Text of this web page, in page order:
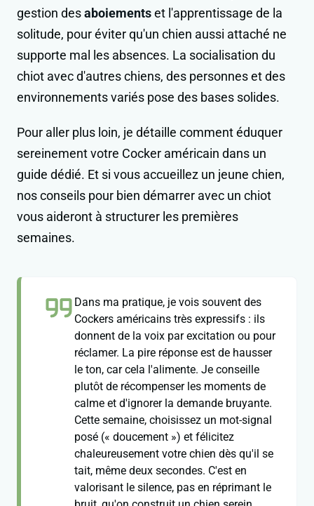
gestion desaboiementset l'apprentissage de la
solitude, pour éviter qu'un chien aussi attaché ne
supporte mal les absences. La socialisation du
chiot avec d'autres chiens, des personnes et des
environnements variés pose des bases solides.
Pour aller plus loin, je détaille comment éduquer
sereinement votre Cocker américain dans un
guide dédié. Et si vous accueillez un jeune chien,
nos conseils pour bien démarrer avec un chiot
vous aideront à structurer les premières
semaines.
Dans ma pratique, je vois souvent des
Cockers américains très expressifs : ils
donnent de la voix par excitation ou pour
réclamer. La pire réponse est de hausser
le ton, car cela l'alimente. Je conseille
plutôt de récompenser les moments de
calme et d'ignorer la demande bruyante.
Cette semaine, choisissez un mot-signal
posé (« doucement ») et félicitez
chaleureusement votre chien dès qu'il se
tait, même deux secondes. C'est en
valorisant le silence, pas en réprimant le